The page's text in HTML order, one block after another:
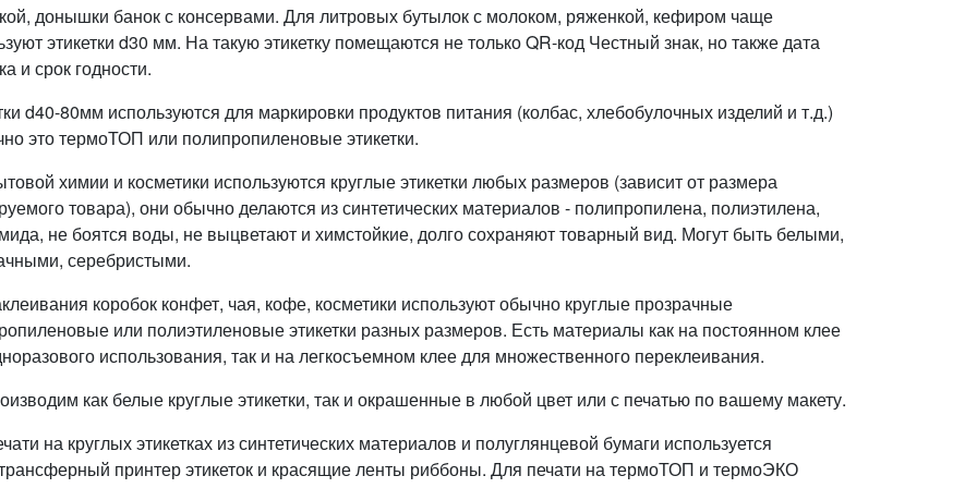
донышки банок с консервами. Для литровых бутылок с молоком, ряженкой, кефиром чаще
этикетки d30 мм. На такую этикетку помещаются не только QR-код Честный знак, но также дата
и срок годности.
d40-80мм используются для маркировки продуктов питания (колбас, хлебобулочных изделий и т.д.)
это термоТОП или полипропиленовые этикетки.
химии и косметики используются круглые этикетки любых размеров (зависит от размера
товара), они обычно делаются из синтетических материалов - полипропилена, полиэтилена,
не боятся воды, не выцветают и химстойкие, долго сохраняют товарный вид. Могут быть белыми,
серебристыми.
коробок конфет, чая, кофе, косметики используют обычно круглые прозрачные
или полиэтиленовые этикетки разных размеров. Есть материалы как на постоянном клее
использования, так и на легкосъемном клее для множественного переклеивания.
как белые круглые этикетки, так и окрашенные в любой цвет или с печатью по вашему макету.
на круглых этикетках из синтетических материалов и полуглянцевой бумаги используется
принтер этикеток и красящие ленты риббоны. Для печати на термоТОП и термоЭКО